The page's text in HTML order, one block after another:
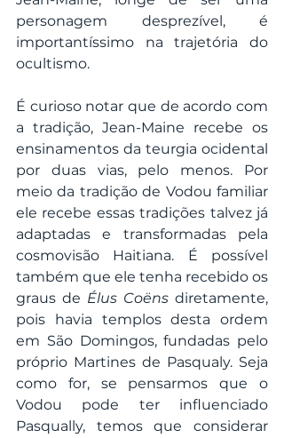
personagem desprezível, é
importantíssimo na trajetória do
ocultismo.
É curioso notar que de acordo com
a tradição, Jean-Maine recebe os
ensinamentos da teurgia ocidental
por duas vias, pelo menos. Por
meio da tradição de Vodou familiar
ele recebe essas tradições talvez já
adaptadas e transformadas pela
cosmovisão Haitiana. É possível
também que ele tenha recebido os
graus de Élus Coëns diretamente,
pois havia templos desta ordem
em São Domingos, fundadas pelo
próprio Martines de Pasqualy. Seja
como for, se pensarmos que o
Vodou pode ter influenciado
Pasqually, temos que considerar